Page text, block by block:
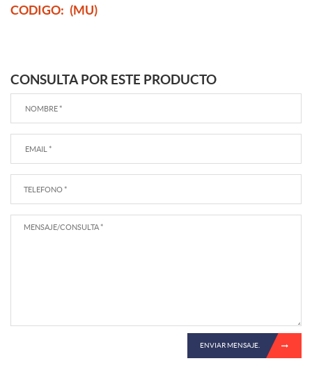
CODIGO: (MU)
CONSULTA POR ESTE PRODUCTO
ENVIAR MENSAJE.